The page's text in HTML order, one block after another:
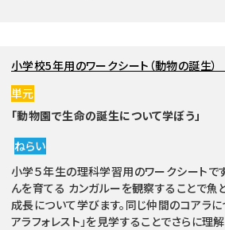
小学校5年用のワークシート（動物の誕生
単元
「動物園で生命の誕生について学ぼう」
ねらい
小学５年生の理科学習用のワークシートで
んを育てる カンガルーを観察することで
成長について学びます。同じ仲間のコアラ
アラフォレスト」を見学することでさらに理